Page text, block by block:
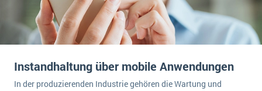
Instandhaltung über mobile Anwendungen
In der produzierenden Industrie gehören die Wartung und